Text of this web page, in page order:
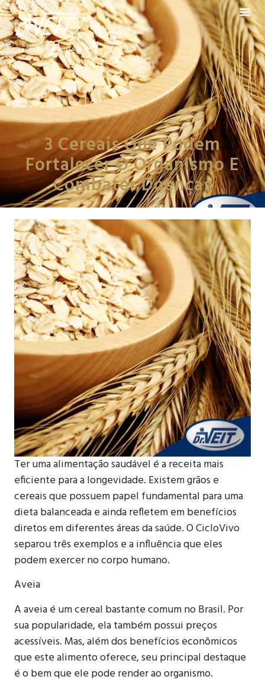
3 Cereais Que Podem
Fortalecer O Organismo E
Combater Doenças
Ter uma alimentação saudável é a receita mais
eficiente para a longevidade. Existem grãos e
cereais que possuem papel fundamental para uma
dieta balanceada e ainda refletem em benefícios
diretos em diferentes áreas da saúde. O CicloVivo
separou três exemplos e a influência que eles
podem exercer no corpo humano.
Aveia
A aveia é um cereal bastante comum no Brasil. Por
sua popularidade, ela também possui preços
acessíveis. Mas, além dos benefícios econômicos
que este alimento oferece, seu principal destaque
é o bem que ele pode render ao organismo.